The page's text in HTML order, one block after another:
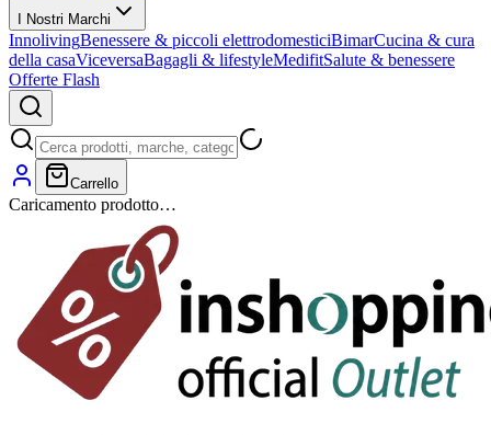
I Nostri Marchi
InnolivingBenessere & piccoli elettrodomesticiBimarCucina & cura
della casaViceversaBagagli & lifestyleMedifitSalute & benessere
Offerte Flash
Carrello
Caricamento prodotto…